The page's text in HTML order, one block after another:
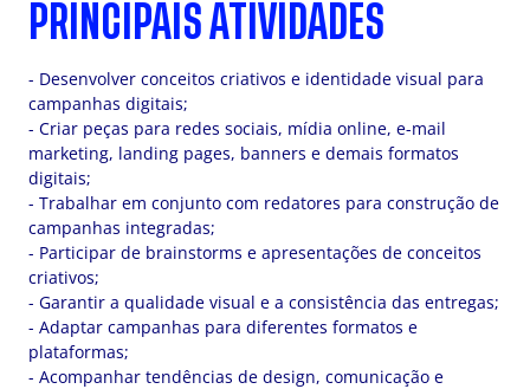
PRINCIPAIS ATIVIDADES
- Desenvolver conceitos criativos e identidade visual para
campanhas digitais;
- Criar peças para redes sociais, mídia online, e-mail
marketing, landing pages, banners e demais formatos
digitais;
- Trabalhar em conjunto com redatores para construção de
campanhas integradas;
- Participar de brainstorms e apresentações de conceitos
criativos;
- Garantir a qualidade visual e a consistência das entregas;
- Adaptar campanhas para diferentes formatos e
plataformas;
- Acompanhar tendências de design, comunicação e